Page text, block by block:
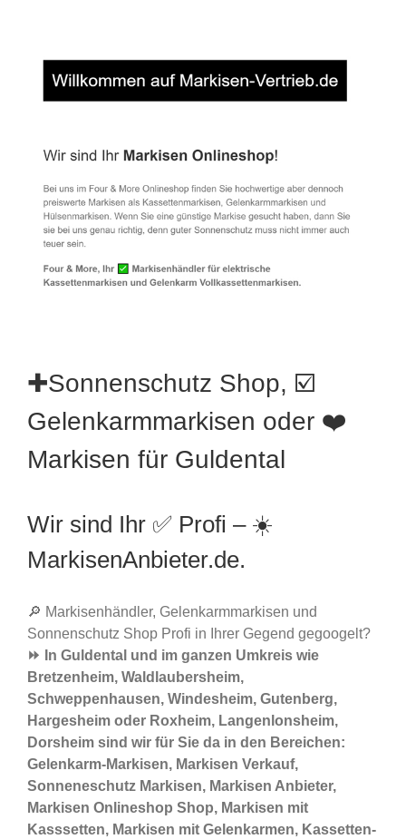
✚Sonnenschutz Shop, ☑️
Gelenkarmmarkisen oder ❤️
Markisen für Guldental
Wir sind Ihr ✅ Profi – ☀️
MarkisenAnbieter.de.
🔎 Markisenhändler, Gelenkarmmarkisen und
Sonnenschutz Shop Profi in Ihrer Gegend gegoogelt?
⏩ In Guldental und im ganzen Umkreis wie
Bretzenheim, Waldlaubersheim,
Schweppenhausen, Windesheim, Gutenberg,
Hargesheim oder Roxheim, Langenlonsheim,
Dorsheim sind wir für Sie da in den Bereichen:
Gelenkarm-Markisen, Markisen Verkauf,
Sonneneschutz Markisen, Markisen Anbieter,
Markisen Onlineshop Shop, Markisen mit
Kasssetten, Markisen mit Gelenkarmen, Kassetten-